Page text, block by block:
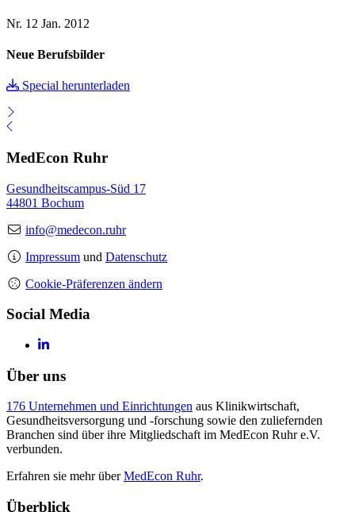
Nr. 12 Jan. 2012
Neue Berufsbilder
Special herunterladen
MedEcon Ruhr
Gesundheitscampus-Süd 17
44801 Bochum
info@medecon.ruhr
Impressum und Datenschutz
Cookie-Präferenzen ändern
Social Media
Über uns
176 Unternehmen und Einrichtungen aus Klinikwirtschaft,
Gesundheitsversorgung und -forschung sowie den zuliefernden
Branchen sind über ihre Mitgliedschaft im MedEcon Ruhr e.V.
verbunden.
Erfahren sie mehr überMedEcon Ruhr.
Überblick